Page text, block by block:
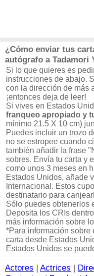
¿Cómo enviar tus
autógrafo a Tadamori
Si lo que quieres es
instrucciones de abajo.
con la dirección de más
¡entonces deja de leer!
Si vives en Estados
franqueo apropiado y
mínimo 21.5 X 10 cm)
Puedes incluir un trozo
no se estropee cuando
también añadir la frase
sobres. Envía tu carta y
como unos 3 meses en
Estados Unidos, añade
Internacional. Estos
destinatario para
Sólo puedes obtenerlos
Deposita los CRIs
más información sobre
*Para información sobre
carta desde Estados
Estados Unidos se
Actores | Actrices |